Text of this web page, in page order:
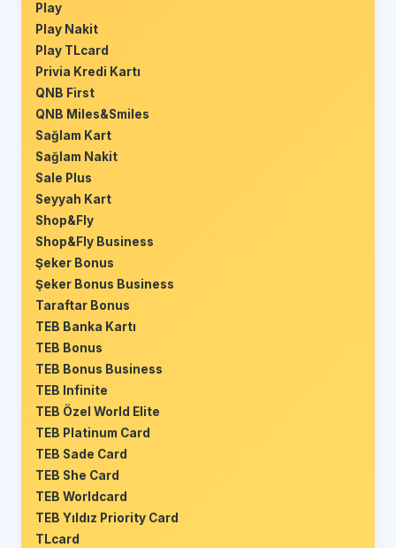
Play
Play Nakit
Play TLcard
Privia Kredi Kartı
QNB First
QNB Miles&Smiles
Sağlam Kart
Sağlam Nakit
Sale Plus
Seyyah Kart
Shop&Fly
Shop&Fly Business
Şeker Bonus
Şeker Bonus Business
Taraftar Bonus
TEB Banka Kartı
TEB Bonus
TEB Bonus Business
TEB Infinite
TEB Özel World Elite
TEB Platinum Card
TEB Sade Card
TEB She Card
TEB Worldcard
TEB Yıldız Priority Card
TLcard